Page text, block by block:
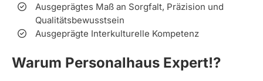
Ausgeprägtes Maß an Sorgfalt, Präzision und
Qualitätsbewusstsein
Ausgeprägte Interkulturelle Kompetenz
Warum Personalhaus Expert!?